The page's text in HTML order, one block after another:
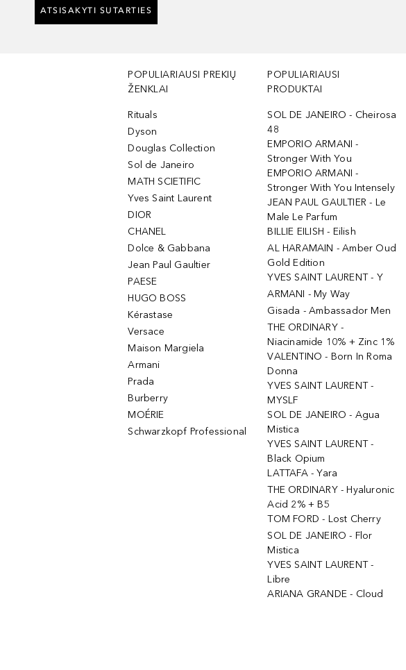
ATSISAKYTI SUTARTIES
POPULIARIAUSI PREKIŲ
ŽENKLAI
Rituals
Dyson
Douglas Collection
Sol de Janeiro
MATH SCIETIFIC
Yves Saint Laurent
DIOR
CHANEL
Dolce & Gabbana
Jean Paul Gaultier
PAESE
HUGO BOSS
Kérastase
Versace
Maison Margiela
Armani
Prada
Burberry
MOÉRIE
Schwarzkopf Professional
POPULIARIAUSI
PRODUKTAI
SOL DE JANEIRO - Cheirosa
48
EMPORIO ARMANI -
Stronger With You
EMPORIO ARMANI -
Stronger With You Intensely
JEAN PAUL GAULTIER - Le
Male Le Parfum
BILLIE EILISH - Eilish
AL HARAMAIN - Amber Oud
Gold Edition
YVES SAINT LAURENT - Y
ARMANI - My Way
Gisada - Ambassador Men
THE ORDINARY -
Niacinamide 10% + Zinc 1%
VALENTINO - Born In Roma
Donna
YVES SAINT LAURENT -
MYSLF
SOL DE JANEIRO - Agua
Mistica
YVES SAINT LAURENT -
Black Opium
LATTAFA - Yara
THE ORDINARY - Hyaluronic
Acid 2% + B5
TOM FORD - Lost Cherry
SOL DE JANEIRO - Flor
Mistica
YVES SAINT LAURENT -
Libre
ARIANA GRANDE - Cloud